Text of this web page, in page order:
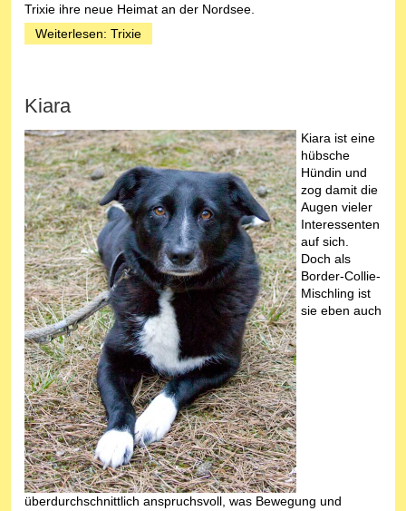
Trixie ihre neue Heimat an der Nordsee.
Weiterlesen: Trixie
Kiara
Kiara ist eine
hübsche
Hündin und
zog damit die
Augen vieler
Interessenten
auf sich.
Doch als
Border-Collie-
Mischling ist
sie eben auch
überdurchschnittlich anspruchsvoll, was Bewegung und